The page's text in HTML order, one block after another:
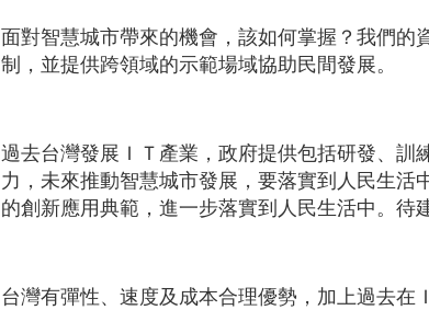
面對智慧城市帶來的機會，該如何掌握？我們
制，並提供跨領域的示範場域協助民間發展。
過去台灣發展ＩＴ產業，政府提供包括研發、
力，未來推動智慧城市發展，要落實到人民生
的創新應用典範，進一步落實到人民生活中。待
台灣有彈性、速度及成本合理優勢，加上過去